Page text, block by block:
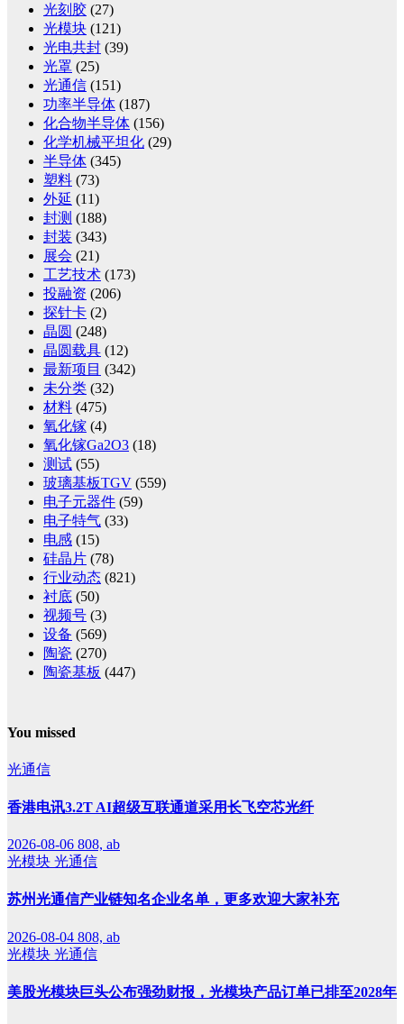
光刻胶 (27)
光模块 (121)
光电共封 (39)
光罩 (25)
光通信 (151)
功率半导体 (187)
化合物半导体 (156)
化学机械平坦化 (29)
半导体 (345)
塑料 (73)
外延 (11)
封测 (188)
封装 (343)
展会 (21)
工艺技术 (173)
投融资 (206)
探针卡 (2)
晶圆 (248)
晶圆载具 (12)
最新项目 (342)
未分类 (32)
材料 (475)
氧化镓 (4)
氧化镓Ga2O3 (18)
测试 (55)
玻璃基板TGV (559)
电子元器件 (59)
电子特气 (33)
电感 (15)
硅晶片 (78)
行业动态 (821)
衬底 (50)
视频号 (3)
设备 (569)
陶瓷 (270)
陶瓷基板 (447)
You missed
光通信
香港电讯3.2T AI超级互联通道采用长飞空芯光纤
2026-08-06 808, ab
光模块 光通信
苏州光通信产业链知名企业名单，更多欢迎大家补充
2026-08-04 808, ab
光模块 光通信
美股光模块巨头公布强劲财报，光模块产品订单已排至2028年